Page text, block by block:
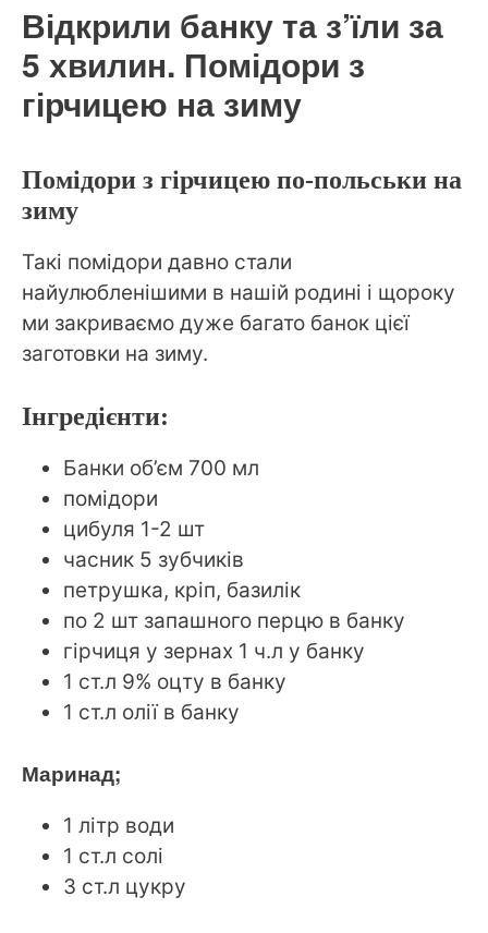
Відкрили банку та з’їли за
5 хвилин. Помідори з
гірчицею на зиму
Помідори з гірчицею по-польськи на
зиму
Такі помідори давно стали
найулюбленішими в нашій родині і щороку
ми закриваємо дуже багато банок цієї
заготовки на зиму.
Інгредієнти:
Банки об’єм 700 мл
помідори
цибуля 1-2 шт
часник 5 зубчиків
петрушка, кріп, базилік
по 2 шт запашного перцю в банку
гірчиця у зернах 1 ч.л у банку
1 ст.л 9% оцту в банку
1 ст.л олії в банку
Маринад;
1 літр води
1 ст.л солі
3 ст.л цукру